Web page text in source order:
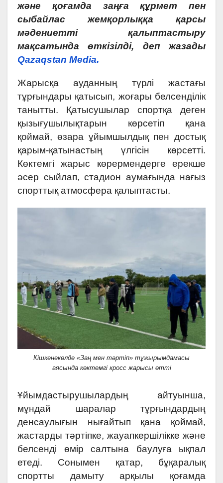
және қоғамда заңға құрмет пен
сыбайлас жемқорлыққа қарсы
мәдениетті қалыптастыру
мақсатында өткізілді, деп жазады
Qazaqstan Media.
Жарысқа ауданның түрлі жастағы
тұрғындары қатысып, жоғары белсенділік
танытты. Қатысушылар спортқа деген
қызығушылықтарын көрсетіп қана
қоймай, өзара ұйымшылдық пен достық
қарым-қатынастың үлгісін көрсетті.
Көктемгі жарыс көрермендерге ерекше
әсер сыйлап, стадион аумағында нағыз
спорттық атмосфера қалыптасты.
Кішкенекөлде «Заң мен тәртіп» тұжырымдамасы
аясында көктемгі кросс жарысы өтті
Ұйымдастырушылардың айтуынша,
мұндай шаралар тұрғындардың
денсаулығын нығайтып қана қоймай,
жастарды тәртіпке, жауапкершілікке және
белсенді өмір салтына баулуға ықпал
етеді. Сонымен қатар, бұқаралық
спортты дамыту арқылы қоғамда